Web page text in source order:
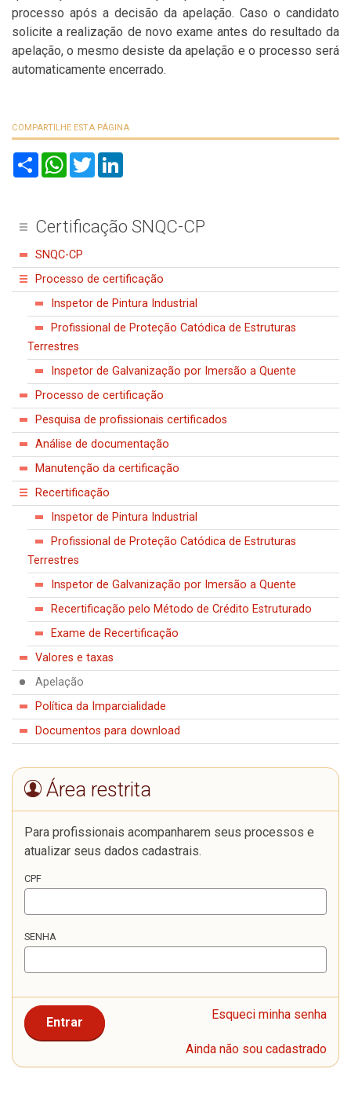
processo após a decisão da apelação. Caso o candidato
solicite a realização de novo exame antes do resultado da
apelação, o mesmo desiste da apelação e o processo será
automaticamente encerrado.
COMPARTILHE ESTA PÁGINA
S
W
A
p
T
w
e
r
d
I
Certificação SNQC-CP
SNQC-CP
Processo de certificação
Inspetor de Pintura Industrial
Profissional de Proteção Catódica de Estruturas
Terrestres
Inspetor de Galvanização por Imersão a Quente
Processo de certificação
Pesquisa de profissionais certificados
Análise de documentação
Manutenção da certificação
Recertificação
Inspetor de Pintura Industrial
Profissional de Proteção Catódica de Estruturas
Terrestres
Inspetor de Galvanização por Imersão a Quente
Recertificação pelo Método de Crédito Estruturado
Exame de Recertificação
Valores e taxas
Apelação
Política da Imparcialidade
Documentos para download
Área restrita
Para profissionais acompanharem seus processos e
atualizar seus dados cadastrais.
CPF
SENHA
Entrar
Esqueci minha senha
Ainda não sou cadastrado